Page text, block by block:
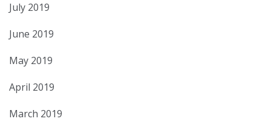
July 2019
June 2019
May 2019
April 2019
March 2019